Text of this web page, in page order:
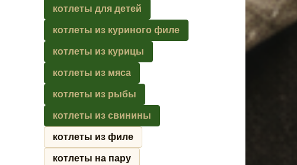
котлеты для детей
котлеты из куриного филе
котлеты из курицы
котлеты из мяса
котлеты из рыбы
котлеты из свинины
котлеты из филе
котлеты на пару